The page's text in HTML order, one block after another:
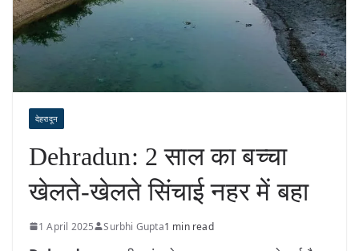
देहरादून
Dehradun: 2 साल का बच्चा
खेलते-खेलते सिंचाई नहर में बहा
1 April 2025 Surbhi Gupta1 min read